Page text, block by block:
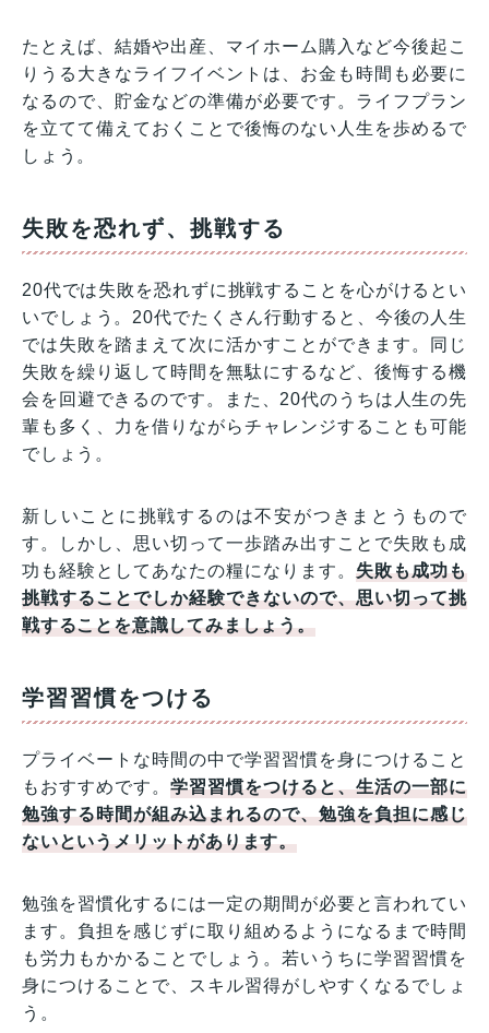
たとえば、結婚や出産、マイホーム購入など今後起こ
りうる大きなライフイベントは、お金も時間も必要に
なるので、貯金などの準備が必要です。ライフプラン
を立てて備えておくことで後悔のない人生を歩めるで
しょう。
失敗を恐れず、挑戦する
20代では失敗を恐れずに挑戦することを心がけるとい
いでしょう。20代でたくさん行動すると、今後の人生
では失敗を踏まえて次に活かすことができます。同じ
失敗を繰り返して時間を無駄にするなど、後悔する機
会を回避できるのです。また、20代のうちは人生の先
輩も多く、力を借りながらチャレンジすることも可能
でしょう。
新しいことに挑戦するのは不安がつきまとうもので
す。しかし、思い切って一歩踏み出すことで失敗も成
功も経験としてあなたの糧になります。失敗も成功も
挑戦することでしか経験できないので、思い切って挑
戦することを意識してみましょう。
学習習慣をつける
プライベートな時間の中で学習習慣を身につけること
もおすすめです。学習習慣をつけると、生活の一部に
勉強する時間が組み込まれるので、勉強を負担に感じ
ないというメリットがあります。
勉強を習慣化するには一定の期間が必要と言われてい
ます。負担を感じずに取り組めるようになるまで時間
も労力もかかることでしょう。若いうちに学習習慣を
身につけることで、スキル習得がしやすくなるでしょ
う。